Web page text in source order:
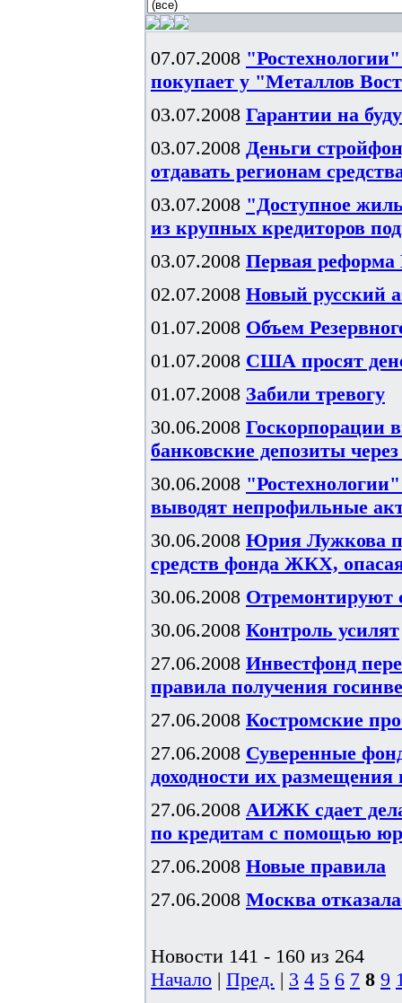
07.07.2008
покупает у "Металлов
03.07.2008 Гарантии на
03.07.2008 Деньги
отдавать регионам
03.07.2008 "Доступное
из крупных кредиторов
03.07.2008 Первая реформа
02.07.2008 Новый русский
01.07.2008 Объем
01.07.2008 США просят
01.07.2008 Забили тревогу
30.06.2008 Госкорпорации
банковские депозиты
30.06.2008
выводят непрофильные
30.06.2008 Юрия Лужкова
средств фонда ЖКХ,
30.06.2008 Отремонтируют
30.06.2008 Контроль усилят
27.06.2008 Инвестфонд
правила получения
27.06.2008 Костромские
27.06.2008 Суверенные
доходности их размещения
27.06.2008 АИЖК сдает
по кредитам с помощью
27.06.2008 Новые правила
27.06.2008 Москва
Новости 141 - 160 из 264
Начало | Пред. | 3 4 5 6 7 8 9